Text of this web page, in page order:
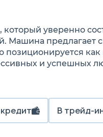
уверенно
Машина предлагает
позиционируется
и успешных
В трейд-